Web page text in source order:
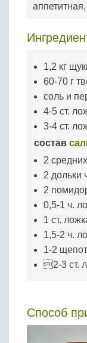
Бобовые
Крупы
1,2 кг
60-70 г
соль и
4-5 ст.
3-4 ст.
состав
2
2 дольки
2
0,5-1 ч.
1 ст.
1,5-2 ч.
1-2
2-3 ст.
Способ